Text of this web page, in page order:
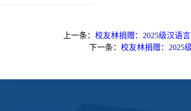
上一条： 校友林捐赠：2025级汉语
下一条： 校友林捐赠：2025